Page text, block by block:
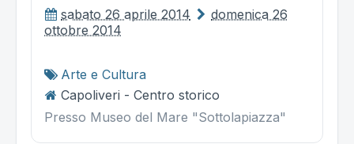
sabato 26 aprile 2014
domenica 26
ottobre 2014
Arte e Cultura
Capoliveri - Centro storico
Presso Museo del Mare "Sottolapiazza"